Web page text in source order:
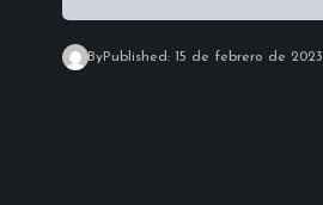
ByPublished: 15 de febrero de 2023